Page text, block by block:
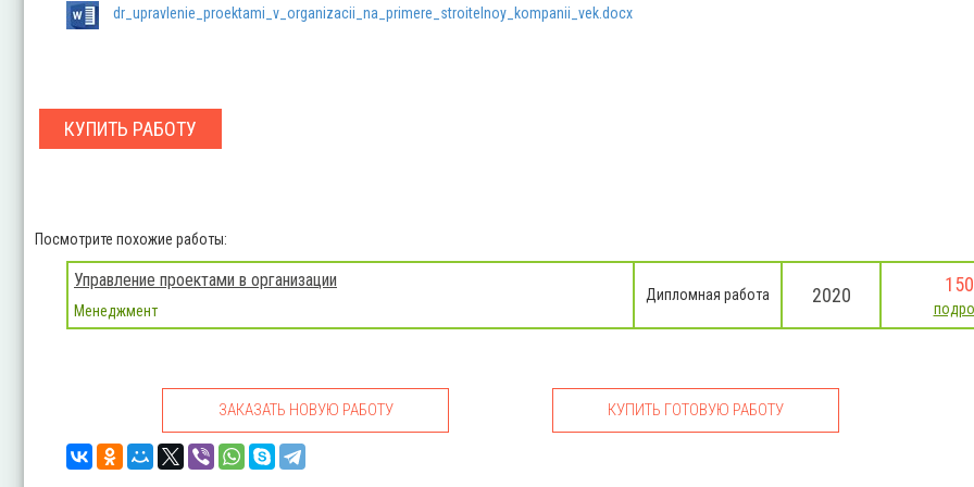
dr_upravlenie_proektami_v_organizacii_na_primere_stroitelnoy_kompanii_vek.docx
КУПИТЬ РАБОТУ
Посмотрите похожие работы:
Управление проектами в организации
Менеджмент
Дипломная работа 2020
ЗАКАЗАТЬ НОВУЮ РАБОТУ КУПИТЬ ГОТОВУЮ РАБОТУ